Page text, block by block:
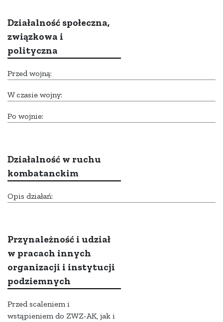
Działalność społeczna,
związkowa i
polityczna
Przed wojną:
W czasie wojny:
Po wojnie:
Działalność w ruchu
kombatanckim
Opis działań:
Przynależność i udział
w pracach innych
organizacji i instytucji
podziemnych
Przed scaleniem i
wstąpieniem do ZWZ-AK, jak i